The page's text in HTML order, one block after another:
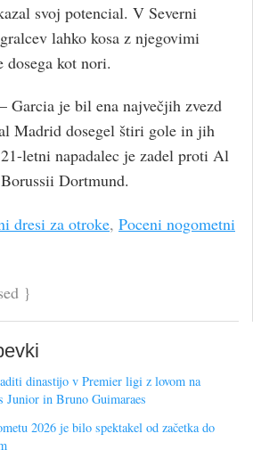
svoj potencial. V Severni
lahko kosa z njegovimi
dosega kot nori.
Garcia je bil ena največjih zvezd
Madrid dosegel štiri gole in jih
letni napadalec je zadel proti Al
Dortmund.
dresi za otroke, Poceni nogometni
}
dinastijo v Premier ligi z lovom na
Junior in Bruno Guimaraes
2026 je bilo spektakel od začetka do